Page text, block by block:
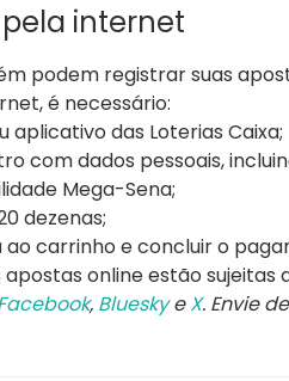
internet
podem registrar suas
é necessário:
aplicativo das Loterias Caixa;
com dados pessoais,
Mega-Sena;
dezenas;
carrinho e concluir o
apostas online estão
, BlueskyeX. Envie